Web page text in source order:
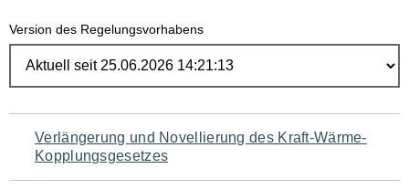
Version des Regelungsvorhabens
Navigation
für
Verlängerung und Novellierung des Kraft-Wärme-
Kopplungsgesetzes